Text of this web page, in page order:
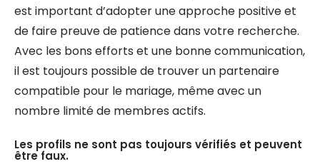
est important d’adopter une approche positive et
de faire preuve de patience dans votre recherche.
Avec les bons efforts et une bonne communication,
il est toujours possible de trouver un partenaire
compatible pour le mariage, même avec un
nombre limité de membres actifs.
Les profils ne sont pas toujours vérifiés et peuvent
être faux.